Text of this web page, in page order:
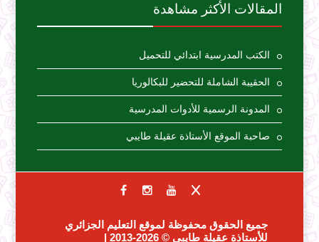
المقالات الأكثر مشاهدة
الكتب المدرسية ابتدائي للتحميل
الحقيبة الشاملة للتحضير للبكالوريا
المدونة الرسمية للأدوات المدرسية
صاحبة الموقع الأستاذة عقيلة طايبي
جميع الحقوق محفوظة لموقع التعليم الجزائري
للأستاذة عقيلة طايبي © 2026-2013 |